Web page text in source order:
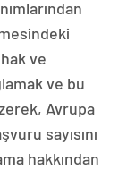
ve
ve bu
Avrupa
sayısını
hakkından